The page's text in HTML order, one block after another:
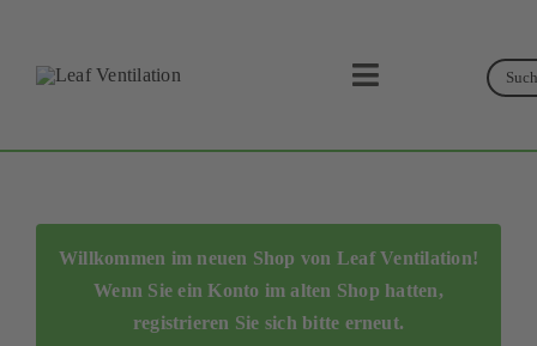
content
Toggle
Leaf Ventilation
Produkte
Service
Suche
Willkommen im neuen Shop von Leaf Ventilation!
Wenn Sie ein Konto im alten Shop hatten,
registrieren Sie sich bitte erneut.